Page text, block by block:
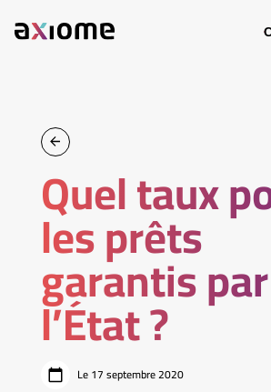
Quel taux
les prêts
garantis par
l’État ?
Le 17 septembre 2020